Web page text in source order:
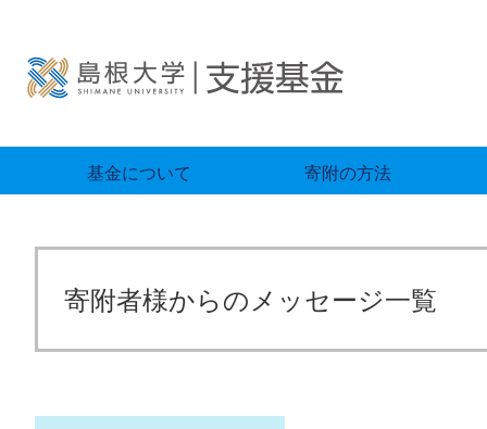
基金について 寄附の方法
寄附者様からのメッセージ一覧